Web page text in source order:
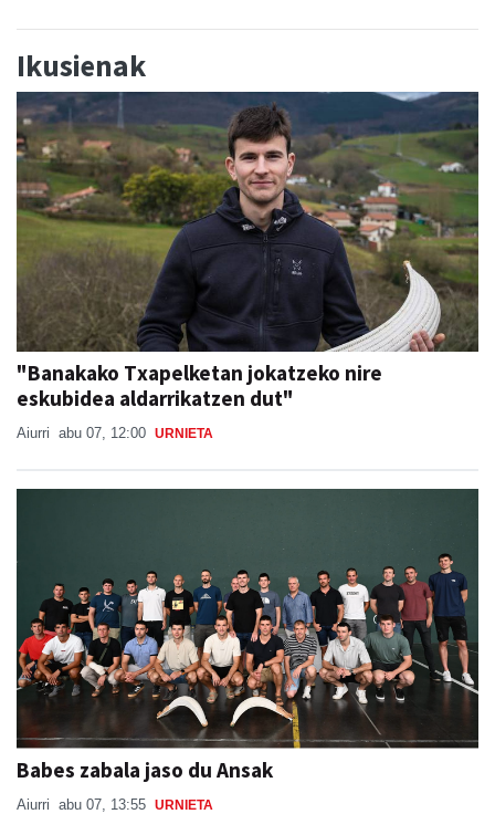
Ikusienak
"Banakako Txapelketan jokatzeko nire
eskubidea aldarrikatzen dut"
Aiurri abu 07, 12:00 URNIETA
Babes zabala jaso du Ansak
Aiurri abu 07, 13:55 URNIETA